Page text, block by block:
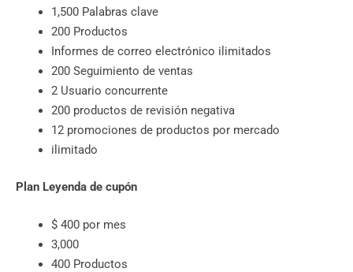
1,500 Palabras clave
200 Productos
Informes de correo electrónico ilimitados
200 Seguimiento de ventas
2 Usuario concurrente
200 productos de revisión negativa
12 promociones de productos por mercado
ilimitado
Plan Leyenda de cupón
$ 400 por mes
3,000
400 Productos